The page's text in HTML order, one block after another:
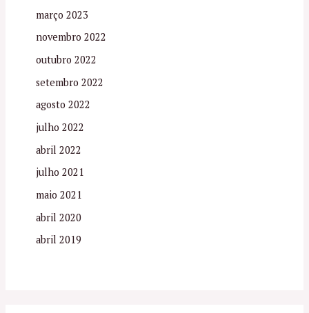
março 2023
novembro 2022
outubro 2022
setembro 2022
agosto 2022
julho 2022
abril 2022
julho 2021
maio 2021
abril 2020
abril 2019